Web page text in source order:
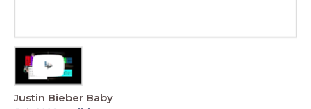
Justin Bieber Baby